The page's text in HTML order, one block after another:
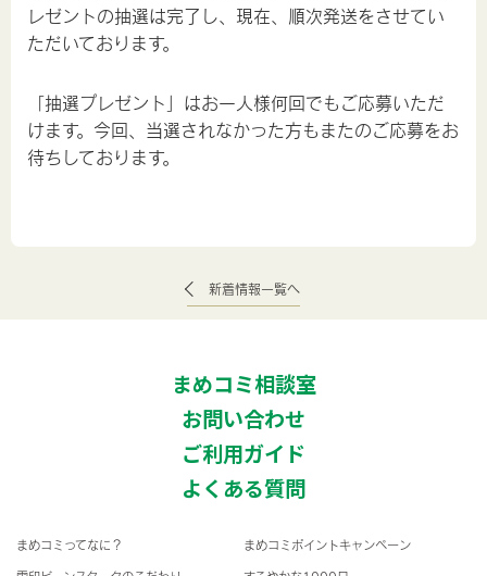
レゼントの抽選は完了し、現在、順次発送をさせてい
ただいております。
「抽選プレゼント」はお一人様何回でもご応募いただ
けます。今回、当選されなかった方もまたのご応募をお
待ちしております。
新着情報一覧へ
まめコミ相談室
お問い合わせ
ご利用ガイド
よくある質問
まめコミってなに？ まめコミポイントキャンペーン